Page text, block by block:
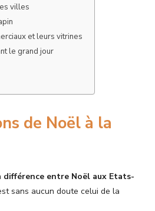
villes
et leurs vitrines
le grand jour
de Noël à la
différence entre Noël aux Etats-
sans aucun doute celui de la